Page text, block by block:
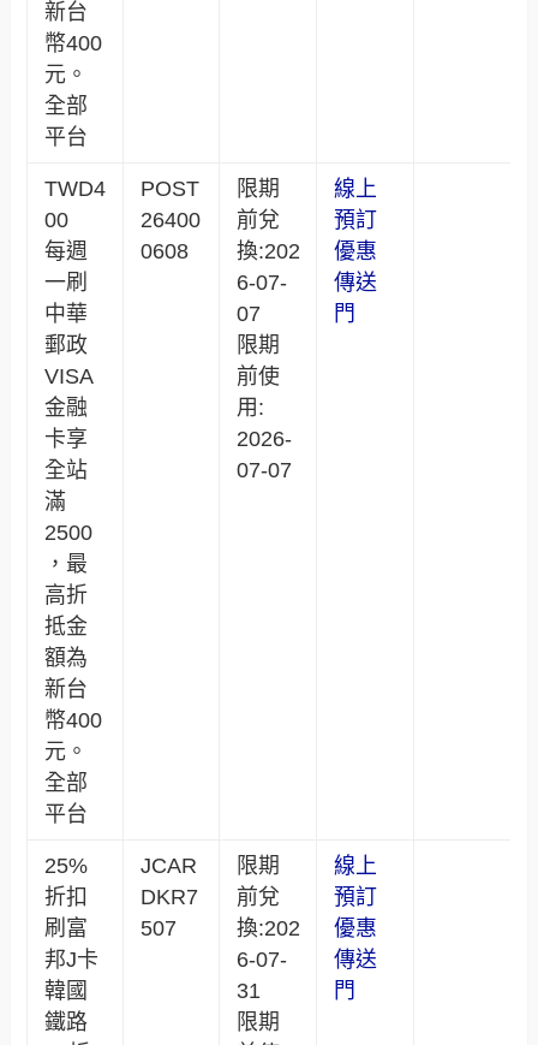
新台
幣400
元。
全部
平台
TWD4
00
每週
一刷
中華
郵政
VISA
金融
卡享
全站
滿
2500
，最
高折
抵金
額為
新台
幣400
元。
全部
平台
POST
26400
0608
限期
前兌
換:202
6-07-
07
限期
前使
用:
2026-
07-07
線上
預訂
優惠
傳送
門
25%
折扣
刷富
邦J卡
韓國
鐵路
JCAR
DKR7
507
限期
前兌
換:202
6-07-
31
限期
線上
預訂
優惠
傳送
門